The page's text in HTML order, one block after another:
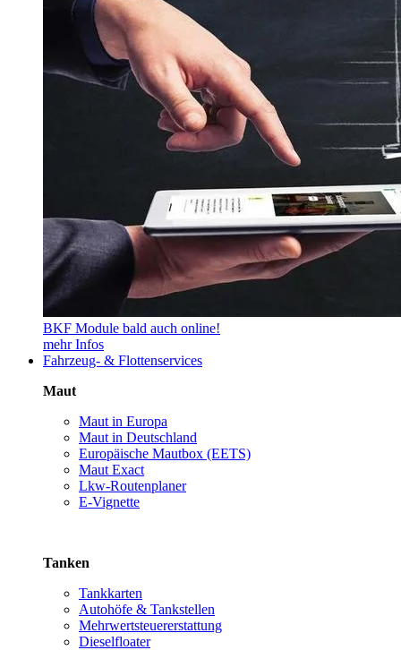
BKF Module bald auch online!
mehr Infos
Fahrzeug- & Flottenservices
Maut
Maut in Europa
Maut in Deutschland
Europäische Mautbox (EETS)
Maut Exact
Lkw-Routenplaner
E-Vignette
Tanken
Tankkarten
Autohöfe & Tankstellen
Mehrwertsteuererstattung
Dieselfloater